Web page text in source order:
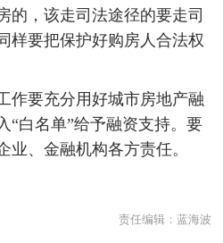
的，该走司法途径的要走司
样要把保护好购房人合法权
作要充分用好城市房地产融
“白名单”给予融资支持。要
业、金融机构各方责任。
责任编辑： 蓝海波